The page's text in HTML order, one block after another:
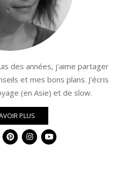
des années, j'aime partager
et mes bons plans. J'écris
(en Asie) et de slow.
PLUS